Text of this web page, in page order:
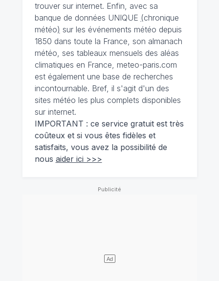
trouver sur internet. Enfin, avec sa
banque de données UNIQUE (chronique
météo) sur les événements météo depuis
1850 dans toute la France, son almanach
météo, ses tableaux mensuels des aléas
climatiques en France, meteo-paris.com
est également une base de recherches
incontournable. Bref, il s'agit d'un des
sites météo les plus complets disponibles
sur internet.
IMPORTANT : ce service gratuit est très
coûteux et si vous êtes fidèles et
satisfaits, vous avez la possibilité de
nous aider ici >>>